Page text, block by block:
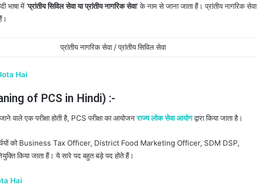
में ‘प्रांतीय सिविल सेवा या प्रांतीय नागरिक सेवा‘ के नाम से जाना जाता हैं। प्रांतीय नागरिक सेवा
प्रांतीय नागरिक सेवा / प्रांतीय सिविल सेवा
Hai
of PCS in Hindi) :-
वाले एक परीक्षा होती है, PCS परीक्षा का आयोजनराज्य लोक सेवा आयोगद्वारा किया जाता है।
को Business Tax Officer, District Food Marketing Officer, SDM DSP,
किया जाता हैं। ये सारे पद बहुत बड़े पद होते हैं।
Hai